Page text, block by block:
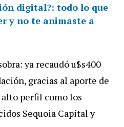
digital?: todo lo que
y no te animaste a
:ya recaudóu$s400
ón, gracias al aporte de
alto perfil comolos
Sequoia Capital y